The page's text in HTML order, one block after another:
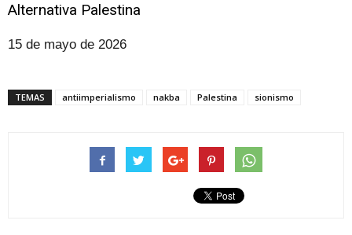
Alternativa Palestina
15 de mayo de 2026
TEMAS antiimperialismo nakba Palestina sionismo